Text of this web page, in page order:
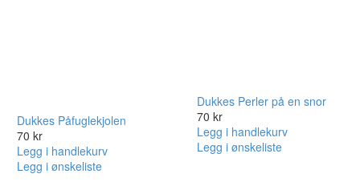
Dukkes Påfuglekjolen
70 kr
Legg i handlekurv
Legg i ønskeliste
Dukkes Perler på en snor
70 kr
Legg i handlekurv
Legg i ønskeliste